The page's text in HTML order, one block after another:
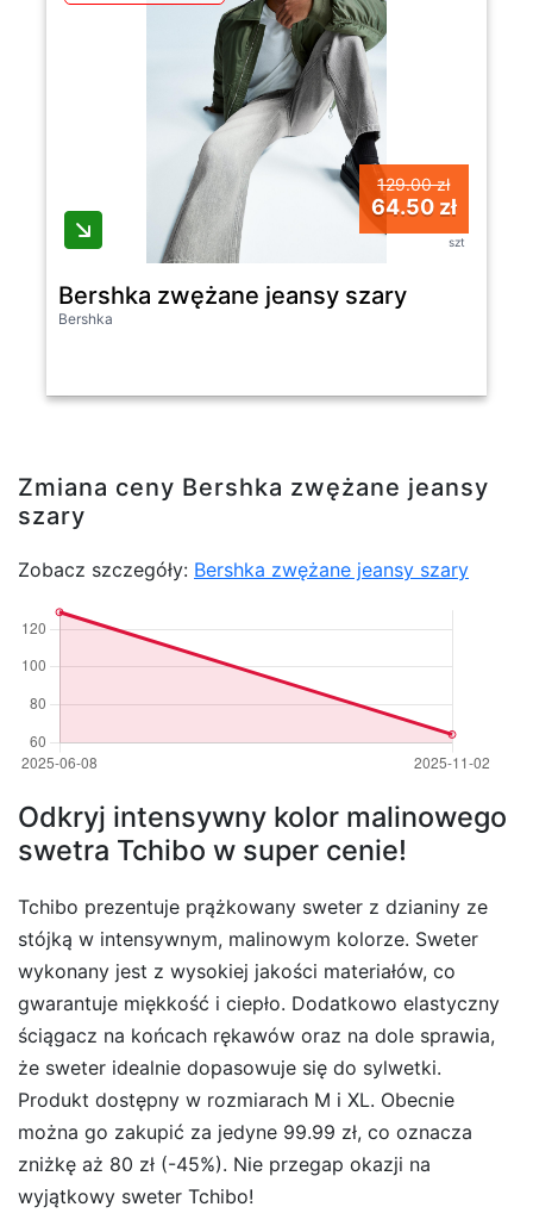
129.00 zł
64.50 zł
szt
Bershka zwężane jeansy szary
Bershka
Zmiana ceny Bershka zwężane jeansy
szary
Zobacz szczegóły: Bershka zwężane jeansy szary
Odkryj intensywny kolor malinowego
swetra Tchibo w super cenie!
Tchibo prezentuje prążkowany sweter z dzianiny ze
stójką w intensywnym, malinowym kolorze. Sweter
wykonany jest z wysokiej jakości materiałów, co
gwarantuje miękkość i ciepło. Dodatkowo elastyczny
ściągacz na końcach rękawów oraz na dole sprawia,
że sweter idealnie dopasowuje się do sylwetki.
Produkt dostępny w rozmiarach M i XL. Obecnie
można go zakupić za jedyne 99.99 zł, co oznacza
zniżkę aż 80 zł (-45%). Nie przegap okazji na
wyjątkowy sweter Tchibo!